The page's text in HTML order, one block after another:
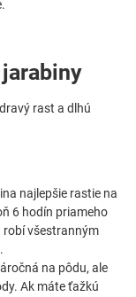
rast a dlhú
najlepšie rastie na
6 hodín priameho
robí všestranným
na pôdu, ale
Ak máte ťažkú